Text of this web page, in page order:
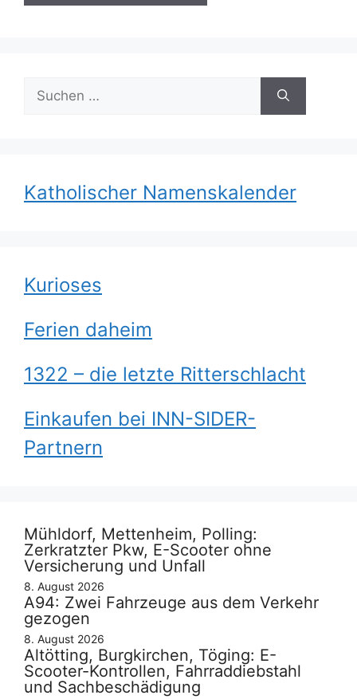
nach:
Katholischer Namenskalender
Kurioses
Ferien daheim
1322 – die letzte Ritterschlacht
Einkaufen bei INN-SIDER-
Partnern
Mühldorf, Mettenheim, Polling:
Zerkratzter Pkw, E-Scooter ohne
Versicherung und Unfall
8. August 2026
A94: Zwei Fahrzeuge aus dem Verkehr
gezogen
8. August 2026
Altötting, Burgkirchen, Töging: E-
Scooter-Kontrollen, Fahrraddiebstahl
und Sachbeschädigung